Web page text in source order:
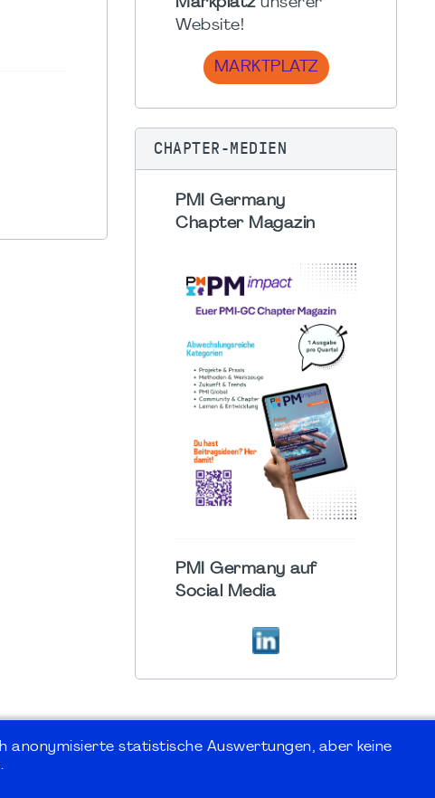
Website!
MARKTPLATZ
CHAPTER-MEDIEN
PMI Germany
Chapter Magazin
PMI Germany auf
Social Media
anonymisierte statistische Auswertungen, aber keine